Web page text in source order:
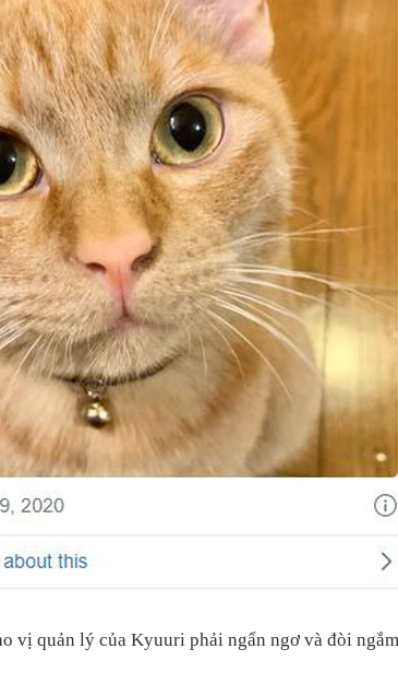
vị quản lý của Kyuuri phải ngẩn ngơ và đòi